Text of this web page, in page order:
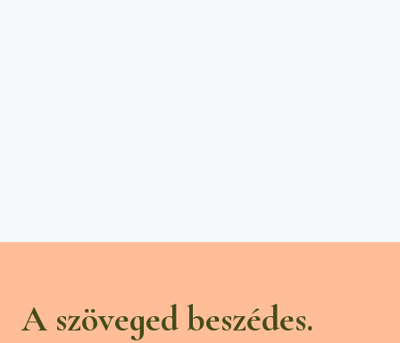
A szöveged beszédes.